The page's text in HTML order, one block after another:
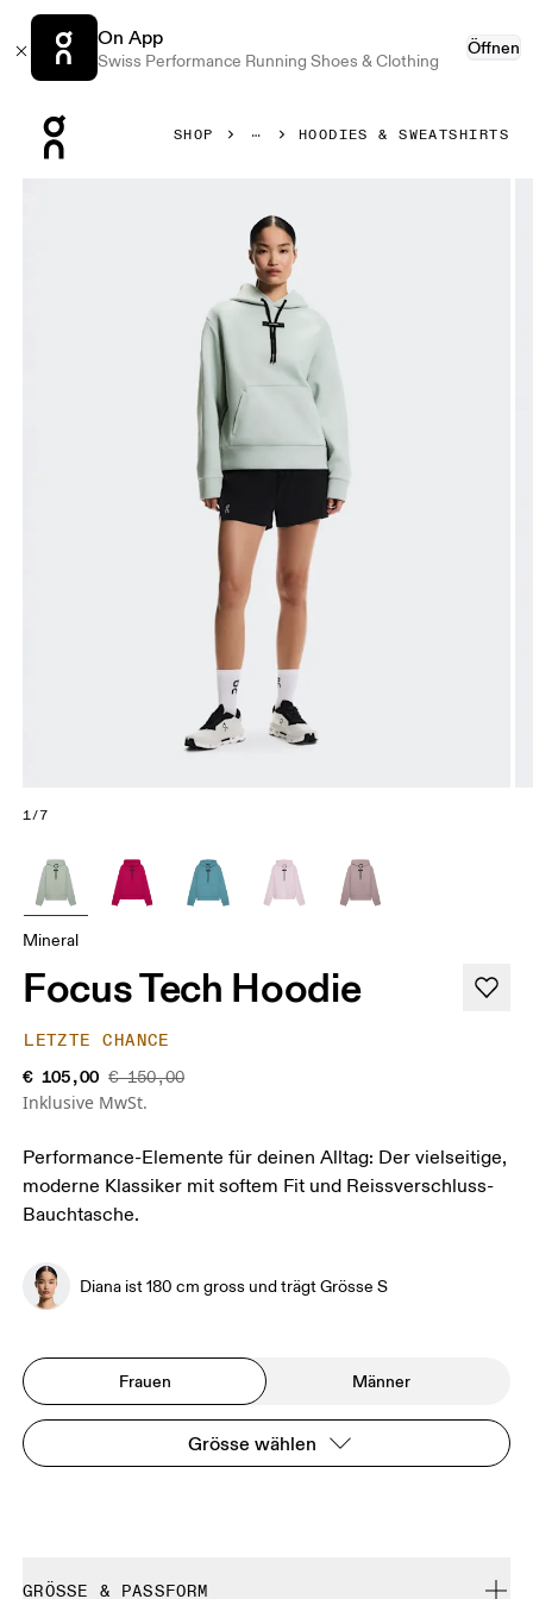
On App
Swiss Performance Running Shoes & Clothing
Öffnen
SHOP HOODIES & SWEATSHIRTS
1/7
Mineral
Focus Tech Hoodie
LETZTE CHANCE
€ 105,00 € 150,00
Inklusive MwSt.
Performance-Elemente für deinen Alltag: Der vielseitige,
moderne Klassiker mit softem Fit und Reissverschluss-
Bauchtasche.
Diana ist 180 cm gross und trägt Grösse S
Frauen Männer
Grösse wählen
GRÖSSE & PASSFORM